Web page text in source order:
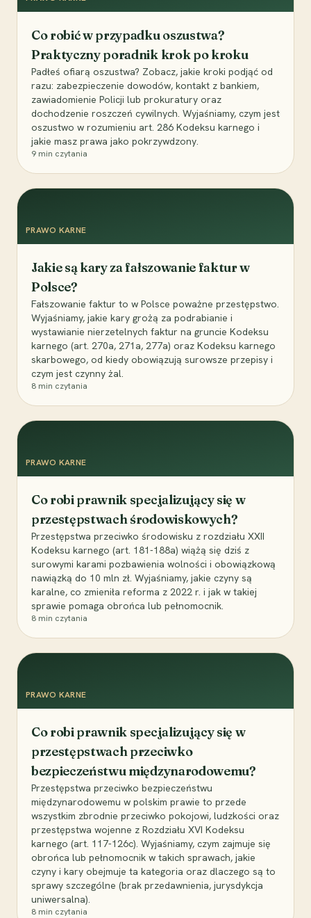
Co robić w przypadku oszustwa?
Praktyczny poradnik krok po kroku
Padłeś ofiarą oszustwa? Zobacz, jakie kroki podjąć od
razu: zabezpieczenie dowodów, kontakt z bankiem,
zawiadomienie Policji lub prokuratury oraz
dochodzenie roszczeń cywilnych. Wyjaśniamy, czym jest
oszustwo w rozumieniu art. 286 Kodeksu karnego i
jakie masz prawa jako pokrzywdzony.
9 min czytania
PRAWO KARNE
Jakie są kary za fałszowanie faktur w
Polsce?
Fałszowanie faktur to w Polsce poważne przestępstwo.
Wyjaśniamy, jakie kary grożą za podrabianie i
wystawianie nierzetelnych faktur na gruncie Kodeksu
karnego (art. 270a, 271a, 277a) oraz Kodeksu karnego
skarbowego, od kiedy obowiązują surowsze przepisy i
czym jest czynny żal.
8 min czytania
PRAWO KARNE
Co robi prawnik specjalizujący się w
przestępstwach środowiskowych?
Przestępstwa przeciwko środowisku z rozdziału XXII
Kodeksu karnego (art. 181-188a) wiążą się dziś z
surowymi karami pozbawienia wolności i obowiązkową
nawiązką do 10 mln zł. Wyjaśniamy, jakie czyny są
karalne, co zmieniła reforma z 2022 r. i jak w takiej
sprawie pomaga obrońca lub pełnomocnik.
8 min czytania
PRAWO KARNE
Co robi prawnik specjalizujący się w
przestępstwach przeciwko
bezpieczeństwu międzynarodowemu?
Przestępstwa przeciwko bezpieczeństwu
międzynarodowemu w polskim prawie to przede
wszystkim zbrodnie przeciwko pokojowi, ludzkości oraz
przestępstwa wojenne z Rozdziału XVI Kodeksu
karnego (art. 117-126c). Wyjaśniamy, czym zajmuje się
obrońca lub pełnomocnik w takich sprawach, jakie
czyny i kary obejmuje ta kategoria oraz dlaczego są to
sprawy szczególne (brak przedawnienia, jurysdykcja
uniwersalna).
8 min czytania